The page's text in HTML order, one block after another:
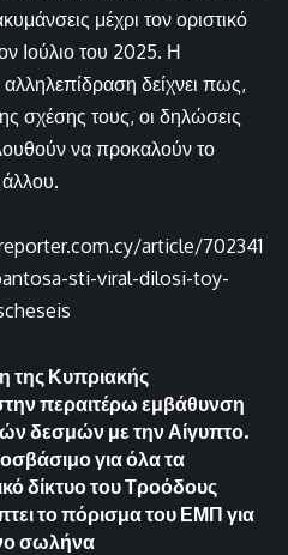
μέχρι τον οριστικό
Ιούλιο του 2025. Η
δείχνει πως,
σχέσης τους, οι δηλώσεις
να προκαλούν το
article/702341
sti-viral-dilosi-toy-
Κυπριακής
περαιτέρω εμβάθυνση
δεσμών με την Αίγυπτο.
για όλα τα
δίκτυο του Τροόδους
το πόρισμα του ΕΜΠ για
σωλήνα